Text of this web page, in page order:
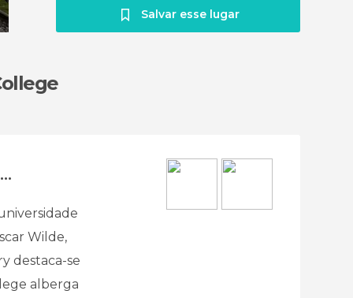
Salvar esse lugar
Wilde,
destaca-se
alberga